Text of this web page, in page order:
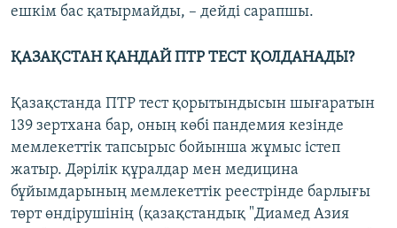
ешкім бас қатырмайды, – дейді сарапшы.
ҚАЗАҚСТАН ҚАНДАЙ ПТР ТЕСТ ҚОЛДАНАДЫ?
Қазақстанда ПТР тест қорытындысын шығаратын
139 зертхана бар, оның көбі пандемия кезінде
мемлекеттік тапсырыс бойынша жұмыс істеп
жатыр. Дәрілік құралдар мен медицина
бұйымдарының мемлекеттік реестрінде барлығы
төрт өндірушінің (қазақстандық "Диамед Азия